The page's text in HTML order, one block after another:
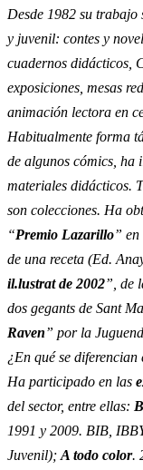
Desde 1982 su
y juvenil: contes y
cuadernos didácticos,
exposiciones, mesas
animación lectora en
Habitualmente forma
de algunos cómics, ha
materiales didácticos.
son colecciones. Ha
“Premio Lazarillo”
de una receta (Ed.
il.lustrat de 2002”, de
dos gegants de Sant
Raven” por la
¿En qué se
Ha participado en las
del sector, entre ellas:
1991 y 2009. BIB,
Juvenil); A todo color.